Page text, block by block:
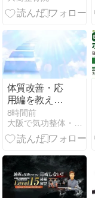
体質改善・応
用編を教えま
す
8時間前